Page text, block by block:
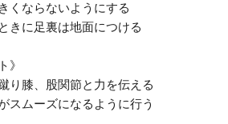
くならないようにする
きに足裏は地面につける
》
り膝、股関節と力を伝える
スムーズになるように行う